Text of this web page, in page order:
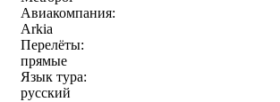
Авиакомпания:
Arkia
Перелёты:
прямые
Язык тура:
русский